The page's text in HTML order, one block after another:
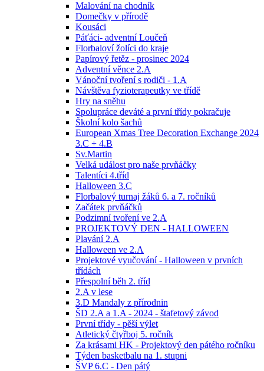
Malování na chodník
Domečky v přírodě
Kousáci
Páťáci- adventní Loučeň
Florbaloví žolíci do kraje
Papírový řetěz - prosinec 2024
Adventní věnce 2.A
Vánoční tvoření s rodiči - 1.A
Návštěva fyzioterapeutky ve třídě
Hry na sněhu
Spolupráce deváté a první třídy pokračuje
Školní kolo šachů
European Xmas Tree Decoration Exchange 2024
3.C + 4.B
Sv.Martin
Velká událost pro naše prvňáčky
Talentíci 4.tříd
Halloween 3.C
Florbalový turnaj žáků 6. a 7. ročníků
Začátek prvňáčků
Podzimní tvoření ve 2.A
PROJEKTOVÝ DEN - HALLOWEEN
Plavání 2.A
Halloween ve 2.A
Projektové vyučování - Halloween v prvních
třídách
Přespolní běh 2. tříd
2.A v lese
3.D Mandaly z přírodnin
ŠD 2.A a 1.A - 2024 - štafetový závod
První třídy - pěší výlet
Atletický čtyřboj 5. ročník
Za krásami HK - Projektový den pátého ročníku
Týden basketbalu na 1. stupni
ŠVP 6.C - Den pátý